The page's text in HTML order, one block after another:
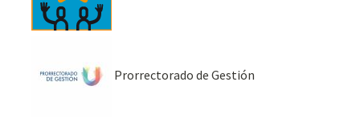
Prorrectorado de Gestión